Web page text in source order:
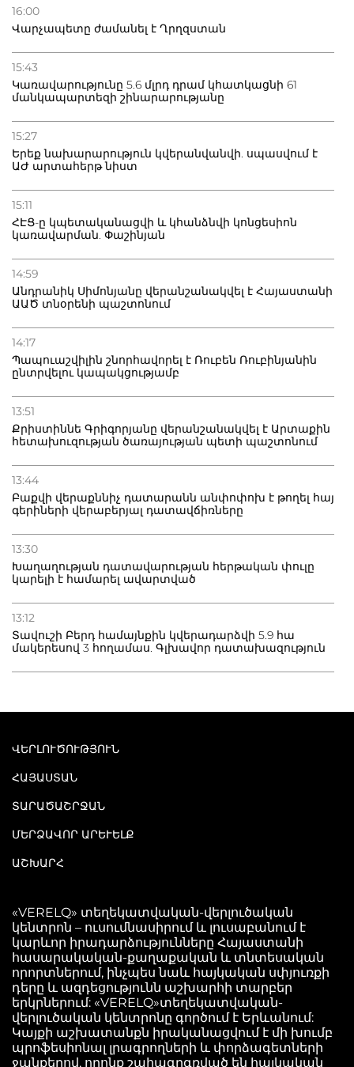
16:00
Վարչապետը ժամանել է Ղրղզստան
15:43
Կառավարությունը 5.6 մլրդ դրամ կհատկացնի 61
մանկապարտեզի շինարարությանը
15:27
Երեք նախարարություն կվերանվանվի. սպասվում է
ԱԺ արտահերթ նիստ
15:11
ՀԷՑ-ը կպետականացվի և կհանձնվի կոնցեսիոն
կառավարման. Փաշինյան
14:59
Անդրանիկ Սիմոնյանը վերանշանակվել է Հայաստանի
ԱԱԾ տնօրենի պաշտոնում
14:17
Պապուաշվիլին շնորհավորել է Ռուբեն Ռուբինյանին
ընտրվելու կապակցությամբ
13:51
Քրիստիննե Գրիգորյանը վերանշանակվել է Արտաքին
հետախուզության ծառայության պետի պաշտոնում
13:44
Բաքվի վերաքննիչ դատարանն անփոփոխ է թողել հայ
գերիների վերաբերյալ դատավճիռները
13:30
Խաղաղության դատավարության հերթական փուլը
կարելի է համարել ավարտված
13:12
Տավուշի Բերդ համայնքին կվերադարձվի 5.9 հա
մակերեսով 3 հողամաս. Գլխավոր դատախազություն
ՎԵՐԼՈՒԾՈՒԹՅՈՒՆ
ՀԱՅԱՍՏԱՆ
ՏԱՐԱԾԱՇՐՋԱՆ
ՄԵՐՁԱՎՈՐ ԱՐԵՒԵԼՔ
ԱՇԽԱՐՀ
«VERELQ» տեղեկատվական-վերլուծական
կենտրոն – ուսումնասիրում և լուսաբանում է
կարևոր իրադարձությունները Հայաստանի
հասարակական-քաղաքական և տնտեսական
որորտներում, ինչպես նաև հայկական սփյուռքի
դերը և ազդեցությունն աշխարհի տարբեր
երկրներում: «VERELQ»տեղեկատվական-
վերլուծական կենտրոնը գործում է Երևանում:
Կայքի աշխատանքն իրականացվում է մի խումբ
պրոֆեսիոնալ լրագրողների և փորձագետների
ջանքերով, որոնք շահագրգռված են հայկական